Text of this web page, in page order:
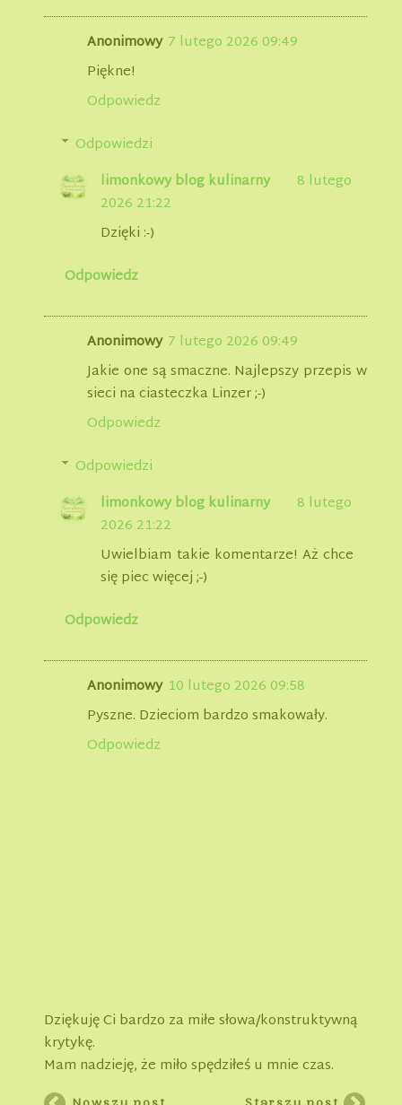
Anonimowy 7 lutego 2026 09:49
Piękne!
Odpowiedz
Odpowiedzi
limonkowy blog kulinarny
8 lutego
2026 21:22
Dzięki :-)
Odpowiedz
Anonimowy 7 lutego 2026 09:49
Jakie one są smaczne. Najlepszy przepis w
sieci na ciasteczka Linzer ;-)
Odpowiedz
Odpowiedzi
limonkowy blog kulinarny
8 lutego
2026 21:22
Uwielbiam takie komentarze! Aż chce
się piec więcej ;-)
Odpowiedz
Anonimowy 10 lutego 2026 09:58
Pyszne. Dzieciom bardzo smakowały.
Odpowiedz
Dziękuję Ci bardzo za miłe słowa/konstruktywną
krytykę.
Mam nadzieję, że miło spędziłeś u mnie czas.